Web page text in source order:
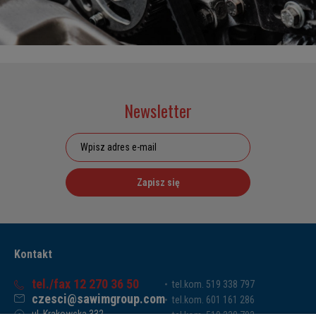
Newsletter
Zapisz się
Kontakt
tel./fax 12 270 36 50
czesci@sawimgroup.com
ul. Krakowska 332,
tel.kom. 519 338 797
tel.kom. 601 161 286
tel.kom. 519 338 793